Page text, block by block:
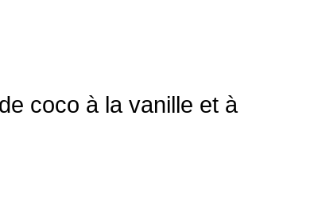
coco à la vanille et à